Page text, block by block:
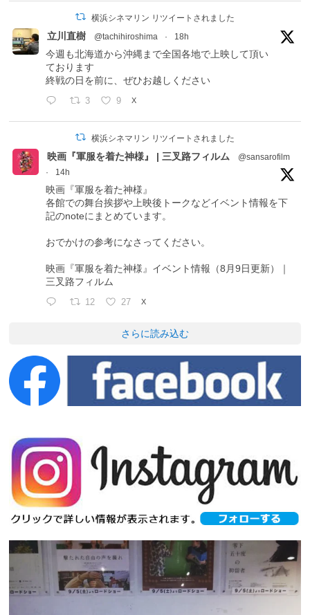
横浜シネマリン リツイートされました
立川直樹 @tachihiroshima · 18h
今週も北海道から沖縄まで全国各地で上映して頂い
ております
終戦の日を前に、ぜひお越しください
3 9 X
横浜シネマリン リツイートされました
映画『軍服を着た神様』 | 三叉路フィルム
@sansarofilm
·
14h
映画『軍服を着た神様』
各館での舞台挨拶や上映後トークなどイベント情報を下
記のnoteにまとめています。
おでかけの参考になさってください。
映画『軍服を着た神様』イベント情報（8月9日更新）｜
三叉路フィルム
12 27 X
さらに読み込む